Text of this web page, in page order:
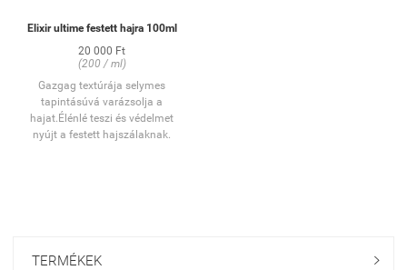
Elixir ultime festett hajra 100ml
20 000 Ft
(200 / ml)
Gazgag textúrája selymes
tapintásúvá varázsolja a
hajat.Élénlé teszi és védelmet
nyújt a festett hajszálaknak.
TERMÉKEK 